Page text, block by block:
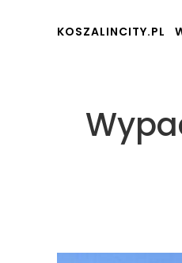
KOSZALINCITY.PL